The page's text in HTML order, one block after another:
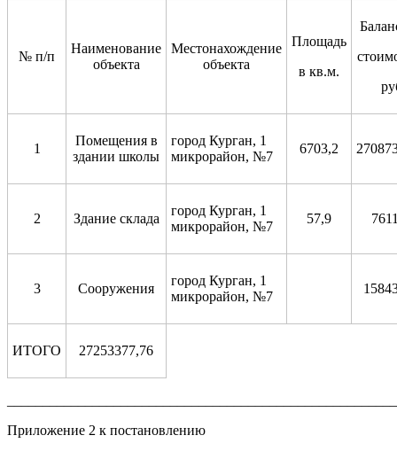
№ п/п
Наименование
объекта
Местонахождение
объекта
Площадь
в кв.м.
1
Помещения в
здании школы
город Курган, 1
микрорайон, №7
6703,2
2 Здание склада
город Курган, 1
микрорайон, №7
57,9
3 Сооружения
город Курган, 1
микрорайон, №7
ИТОГО 27253377,76
Приложение 2 к постановлению